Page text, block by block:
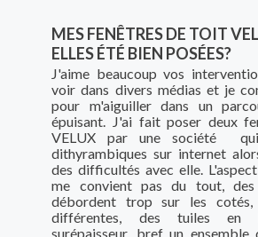
MES FENÊTRES DE TOIT
ELLES ÉTÉ BIEN POSÉES?
J'aime beaucoup vos
voir dans divers médias et je
pour m'aiguiller dans un
épuisant. J'ai fait poser deux
VELUX par une société
dithyrambiques sur internet
des difficultés avec elle.
me convient pas du tout,
débordent trop sur les cotés,
différentes, des tuiles en
surépaisseur, bref un